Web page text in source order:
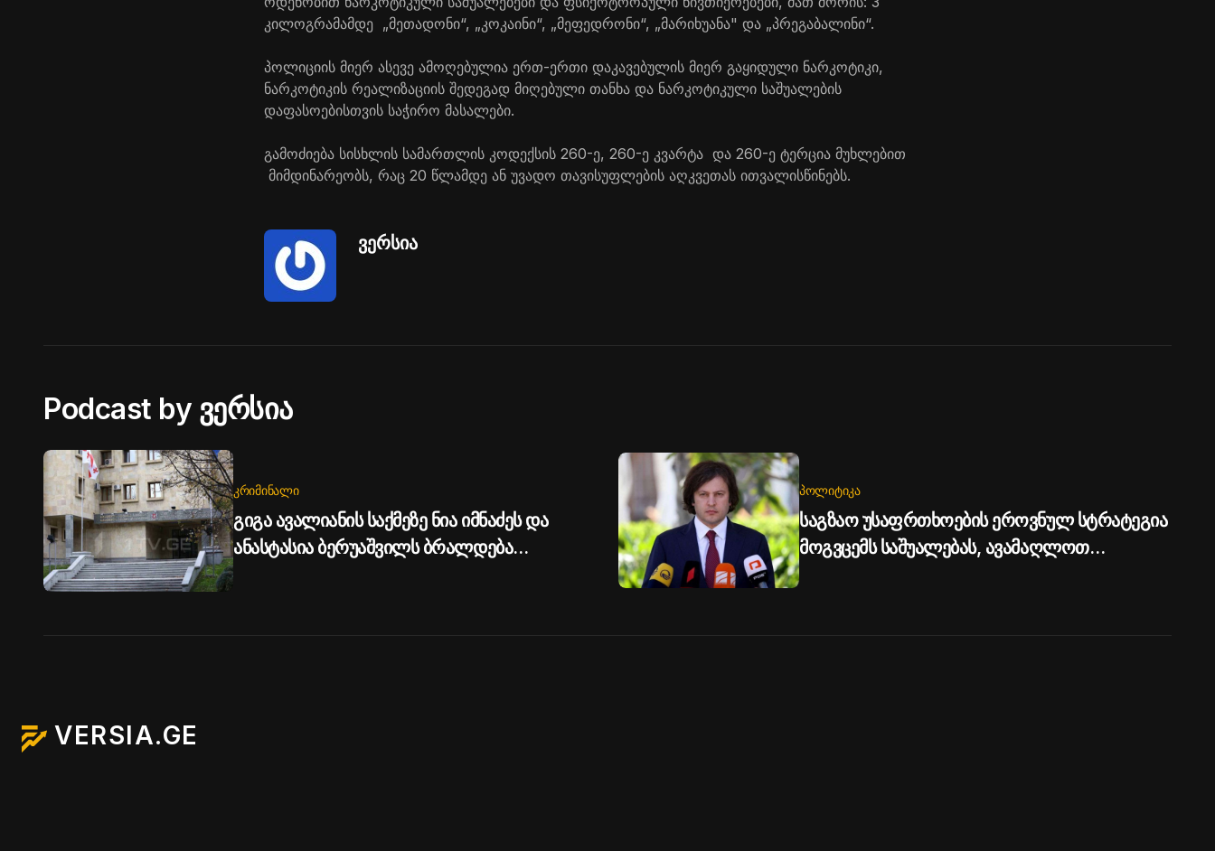
კილოგრამამდე „მეთადონი“, „კოკაინი“, „მეფედრონი“, „მარიხუანა" და „პრეგაბალინი“.
პოლიციის მიერ ასევე ამოღებულია ერთ-ერთი დაკავებულის მიერ გაყიდული ნარკოტიკი,
ნარკოტიკის რეალიზაციის შედეგად მიღებული თანხა და ნარკოტიკული საშუალების
დაფასოებისთვის საჭირო მასალები.
გამოძიება სისხლის სამართლის კოდექსის 260-ე, 260-ე კვარტა და 260-ე ტერცია მუხლებით
მიმდინარეობს, რაც 20 წლამდე ან უვადო თავისუფლების აღკვეთას ითვალისწინებს.
ვერსია
Podcast by ვერსია
ᲙᲠᲘᲛᲘᲜᲐᲚᲘ
გიგა ავალიანის საქმეზე ნია იმნაძეს და
ანასტასია ბერუაშვილს ბრალდება
ᲞᲝᲚᲘᲢᲘᲙᲐ
საგზაო უსაფრთხოების ეროვნულ სტრატეგია
მოგვცემს საშუალებას, ავამაღლოთ
უსაფრთხოების ხარისხი საქართველოს
VERSIA.GE